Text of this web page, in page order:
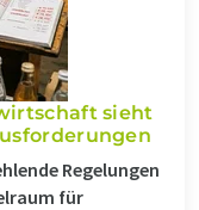
sieht
Regelungen
für